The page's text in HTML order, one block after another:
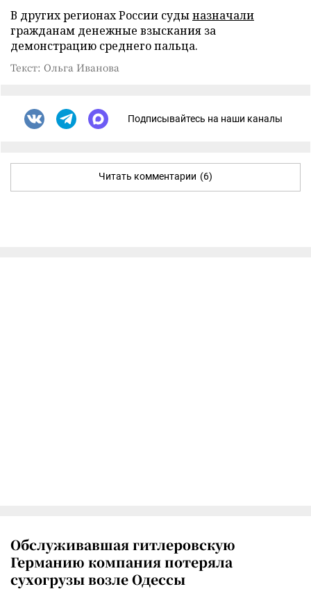
В других регионах России судыназначали
гражданам денежные взыскания за
демонстрацию среднего пальца.
Текст: Ольга Иванова
Подписывайтесь на наши каналы
Читать комментарии (6)
Обслуживавшая гитлеровскую
Германию компания потеряла
сухогрузы возле Одессы